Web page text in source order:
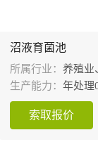
沼液育菌池
所属行业： 养殖业
生产能力： 年处理
索取报价